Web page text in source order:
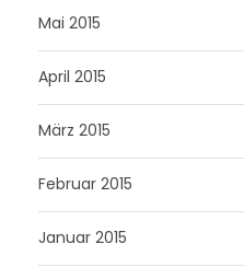
Mai 2015
April 2015
März 2015
Februar 2015
Januar 2015